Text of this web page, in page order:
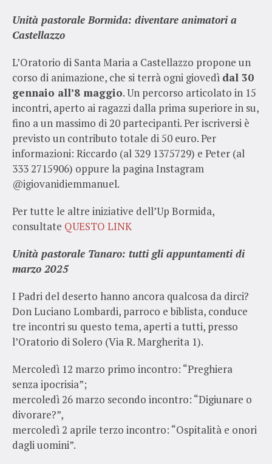
Unità pastorale Bormida: diventare animatori a
Castellazzo
L’Oratorio di Santa Maria a Castellazzo propone un
corso di animazione, che si terrà ogni giovedì dal 30
gennaio all’8 maggio. Un percorso articolato in 15
incontri, aperto ai ragazzi dalla prima superiore in su,
fino a un massimo di 20 partecipanti. Per iscriversi è
previsto un contributo totale di 50 euro. Per
informazioni: Riccardo (al 329 1375729) e Peter (al
333 2715906) oppure la pagina Instagram
@igiovanidiemmanuel.
Per tutte le altre iniziative dell’Up Bormida,
consultate QUESTO LINK
Unità pastorale Tanaro: tutti gli appuntamenti di
marzo 2025
I Padri del deserto hanno ancora qualcosa da dirci?
Don Luciano Lombardi, parroco e biblista, conduce
tre incontri su questo tema, aperti a tutti, presso
l’Oratorio di Solero (Via R. Margherita 1).
Mercoledì 12 marzo primo incontro: “Preghiera
senza ipocrisia”;
mercoledì 26 marzo secondo incontro: “Digiunare o
divorare?”,
mercoledì 2 aprile terzo incontro: “Ospitalità e onori
dagli uomini”.